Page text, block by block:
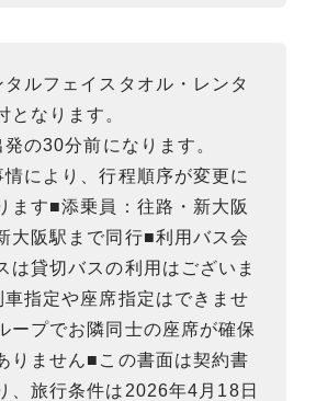
ルフェイスタオル・レンタ
となります。
の30分前になります。
により、行程順序が変更に
ます■添乗員：往路・新大阪
大阪駅まで同行■利用バス会
は貸切バスの利用はございま
指定や座席指定はできませ
ープでお隣同士の座席が確保
りません■この書面は契約書
、旅行条件は2026年4月18日